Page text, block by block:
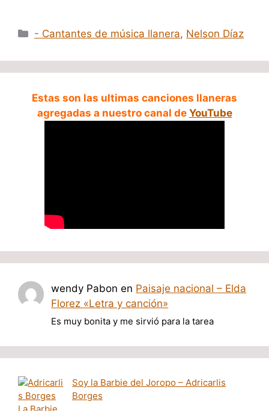
Categorías
- Cantantes de música llanera, Nelson Díaz
Estas son las ultimas canciones llaneras
agregadas a nuestro canal de YouTube
wendy Pabon en Paisaje nacional – Elda
Florez «Letra y canción»
Es muy bonita y me sirvió para la tarea
Soy la Barbie del Joropo – Adricarlis
Borges